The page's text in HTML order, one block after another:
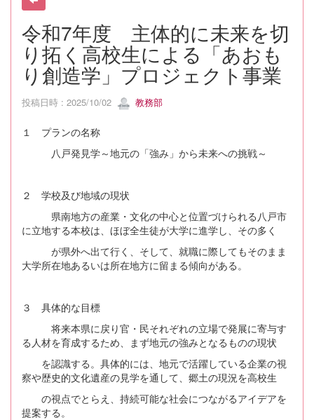
令和7年度 主体的に未来を切
り拓く高校生による「あおも
り創造学」プロジェクト事業
投稿日時 : 2025/10/02 教務部
１ プランの名称
八戸発見学～地元の「強み」から未来への挑戦～
２ 学校及び地域の現状
県南地方の産業・文化の中心と位置づけられる八戸市
に立地する本校は、ほぼ全生徒が大学に進学し、その多く
が県外へ出て行く、そして、就職に際してもそのまま
大学所在地あるいは所在地方に留まる傾向がある。
３ 具体的な目標
将来本県に戻り官・民それぞれの立場で発展に寄与す
る人材を育成するため、まず地元の強みとなるものの現状
を認識する。具体的には、地元で活躍している企業の視
察や歴史的文化遺産の見学を通して、郷土の現況を高校生
の視点でとらえ、持続可能な社会につながるアイデアを
提案する。